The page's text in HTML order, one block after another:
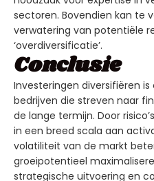
sectoren. Bovendien kan te
verwatering van potentiële
‘overdiversificatie’.
Conclusie
Investeringen diversifiëren
bedrijven die streven naar
de lange termijn. Door
in een breed scala aan
volatiliteit van de markt
groeipotentieel
strategische uitvoering en